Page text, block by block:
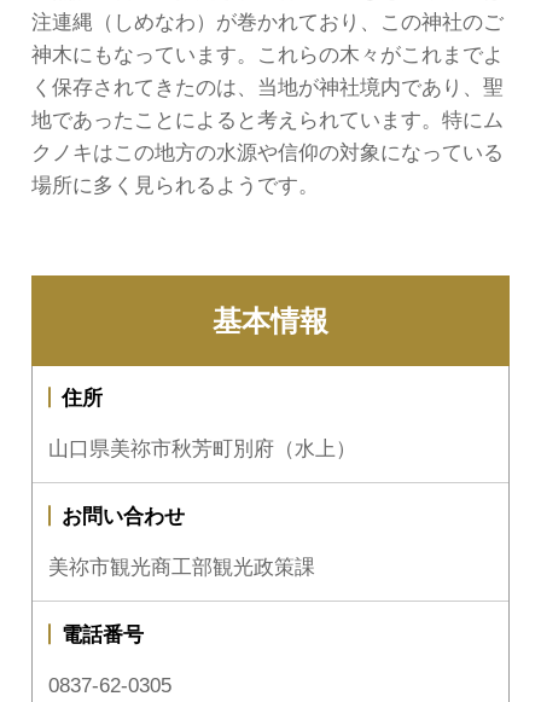
注連縄（しめなわ）が巻かれており、この神社のご
神木にもなっています。これらの木々がこれまでよ
く保存されてきたのは、当地が神社境内であり、聖
地であったことによると考えられています。特にム
クノキはこの地方の水源や信仰の対象になっている
場所に多く見られるようです。
基本情報
住所
山口県美祢市秋芳町別府（水上）
お問い合わせ
美祢市観光商工部観光政策課
電話番号
0837-62-0305